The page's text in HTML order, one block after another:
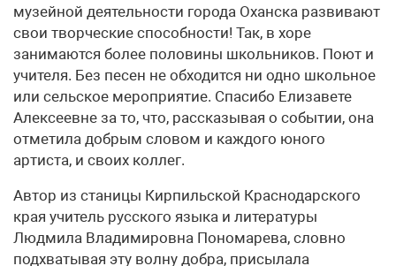
музейной деятельности города Оханска развивают
свои творческие способности! Так, в хоре
занимаются более половины школьников. Поют и
учителя. Без песен не обходится ни одно школьное
или сельское мероприятие. Спасибо Елизавете
Алексеевне за то, что, рассказывая о событии, она
отметила добрым словом и каждого юного
артиста, и своих коллег.
Автор из станицы Кирпильской Краснодарского
края учитель русского языка и литературы
Людмила Владимировна Пономарева, словно
подхватывая эту волну добра, присылала